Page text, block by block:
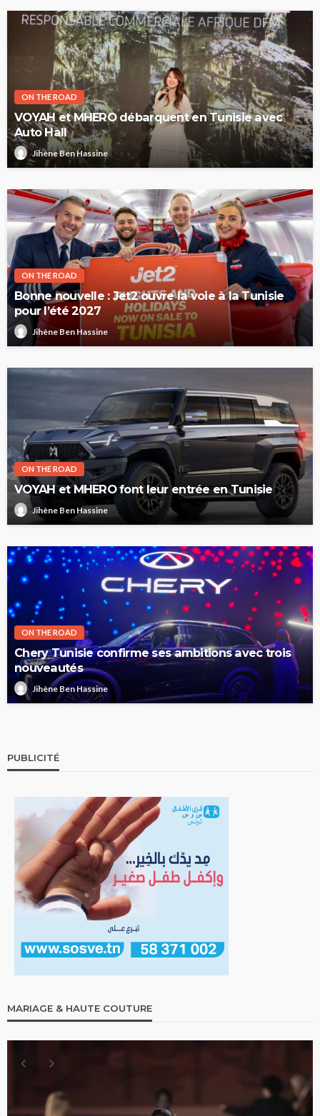
ON THE ROAD
VOYAH et MHERO débarquent en Tunisie avec
Auto Hall
Jihène Ben Hassine
ON THE ROAD
Bonne nouvelle : Jet2 ouvre la voie à la Tunisie
pour l’été 2027
Jihène Ben Hassine
ON THE ROAD
VOYAH et MHERO font leur entrée en Tunisie
Jihène Ben Hassine
ON THE ROAD
Chery Tunisie confirme ses ambitions avec trois
nouveautés
Jihène Ben Hassine
PUBLICITÉ
MARIAGE & HAUTE COUTURE